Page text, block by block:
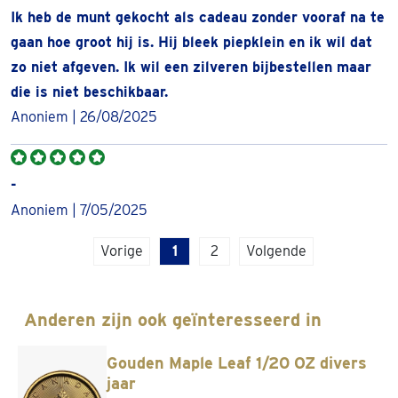
in de munt zit verwerkt.
Waarom de 1/20 troy ounce gouden Lunar
2026 kopen?
Het kopen van 1/20 troy ounce gouden Lunar van 2026 is
hebben. Ook kan het zo zijn dat de waarde van jouw Lunar
blijft stijgen. Dit door de verzamelwaarde van de munt en
doordat het ontwerp van de munt per jaar verschilt.
Het ontwerp van de Lunar 2026
munt gesierd door een paard. Naast het dier staat de
tekst Horse 2026 en subtiel de letter P verwerkt. De letter
P refereert naar producent Perth Mint.
Ik heb de munt gekocht als cadeau zonder vooraf na te
gaan hoe groot hij is. Hij bleek piepklein en ik wil dat
zo niet afgeven. Ik wil een zilveren bijbestellen maar
die is niet beschikbaar.
Anoniem | 26/08/2025
-
Anoniem | 7/05/2025
Vorige 1 2 Volgende
Anderen zijn ook geïnteresseerd in
Gouden Maple Leaf 1/20 OZ divers
jaar